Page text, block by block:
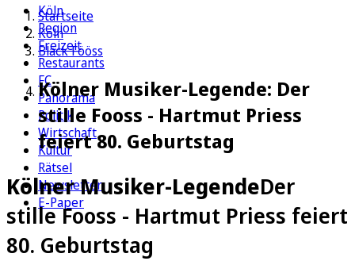
Köln
Region
Freizeit
Restaurants
FC
Panorama
Politik
Wirtschaft
Kultur
Rätsel
Newsletter
E-Paper
Startseite
Köln
Bläck Fööss
Kölner Musiker-Legende: Der
stille Fooss - Hartmut Priess
feiert 80. Geburtstag
Kölner Musiker-LegendeDer
stille Fooss - Hartmut Priess feiert
80. Geburtstag